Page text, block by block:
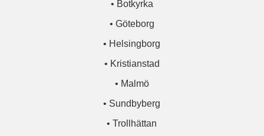
• Botkyrka
• Göteborg
• Helsingborg
• Kristianstad
• Malmö
• Sundbyberg
• Trollhättan